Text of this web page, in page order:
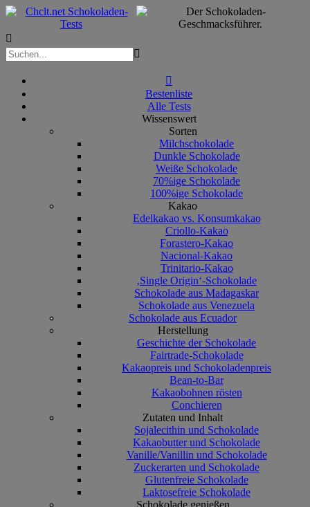



Bestenliste
Alle Tests
Wissenswert
Sorten
Milchschokolade
Dunkle Schokolade
Weiße Schokolade
70%ige Schokolade
100%ige Schokolade
Kakao
Edelkakao vs. Konsumkakao
Criollo-Kakao
Forastero-Kakao
Nacional-Kakao
Trinitario-Kakao
‚Single Origin‘-Schokolade
Schokolade aus Madagaskar
Schokolade aus Venezuela
Schokolade aus Ecuador
Herstellung
Geschichte der Schokolade
Fairtrade-Schokolade
Kakaopreis und Schokoladenpreis
Bean-to-Bar
Kakaobohnen rösten
Conchieren
Zutaten und Inhalt
Sojalecithin und Schokolade
Kakaobutter und Schokolade
Vanille/Vanillin und Schokolade
Zuckerarten und Schokolade
Glutenfreie Schokolade
Laktosefreie Schokolade
Schokolade genießen